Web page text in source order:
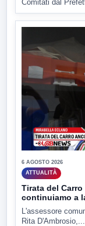
Comitati dal
6 AGOSTO 2026
ATTUALITÀ
Tirata del
continuiamo a
L'assessore
Rita D'Ambrosio,...